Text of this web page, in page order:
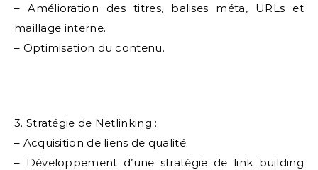
– Amélioration des titres, balises méta, URLs et
maillage interne.
– Optimisation du contenu.
3. Stratégie de Netlinking :
– Acquisition de liens de qualité.
– Développement d’une stratégie de link building